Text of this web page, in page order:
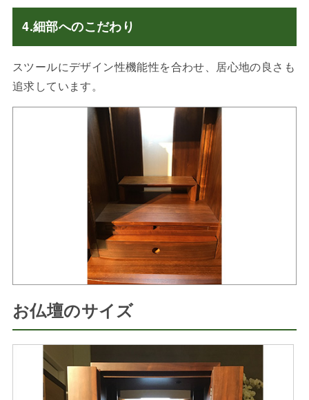
4.細部へのこだわり
スツールにデザイン性機能性を合わせ、居心地の良さも
追求しています。
お仏壇のサイズ